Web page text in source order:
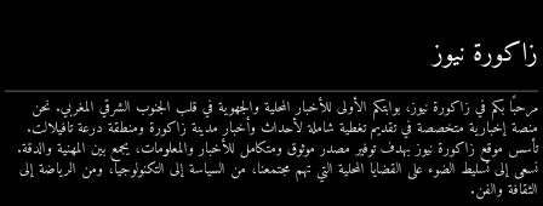
زاكورة نيوز
مرحبًا بكم في زاكورة نيوز، بوابتكم الأولى للأخبار المحلية والجهوية في قلب الجنوب الشرقي المغربي. نحن
منصة إخبارية متخصصة في تقديم تغطية شاملة لأحداث وأخبار مدينة زاكورة ومنطقة درعة تافيلالت.
تأسس موقع زاكورة نيوز بهدف توفير مصدر موثوق ومتكامل للأخبار والمعلومات، يجمع بين المهنية والدقة.
نسعى إلى تسليط الضوء على القضايا المحلية التي تهم مجتمعنا، من السياسة إلى التكنولوجيا، ومن الرياضة إلى
الثقافة والفن.